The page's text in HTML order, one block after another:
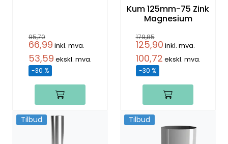
95,70
66,99 inkl. mva.
53,59 ekskl. mva.
-30 %
Kum 125mm-75 Zink
Magnesium
179,85
125,90 inkl. mva.
100,72 ekskl. mva.
-30 %
Tilbud Tilbud